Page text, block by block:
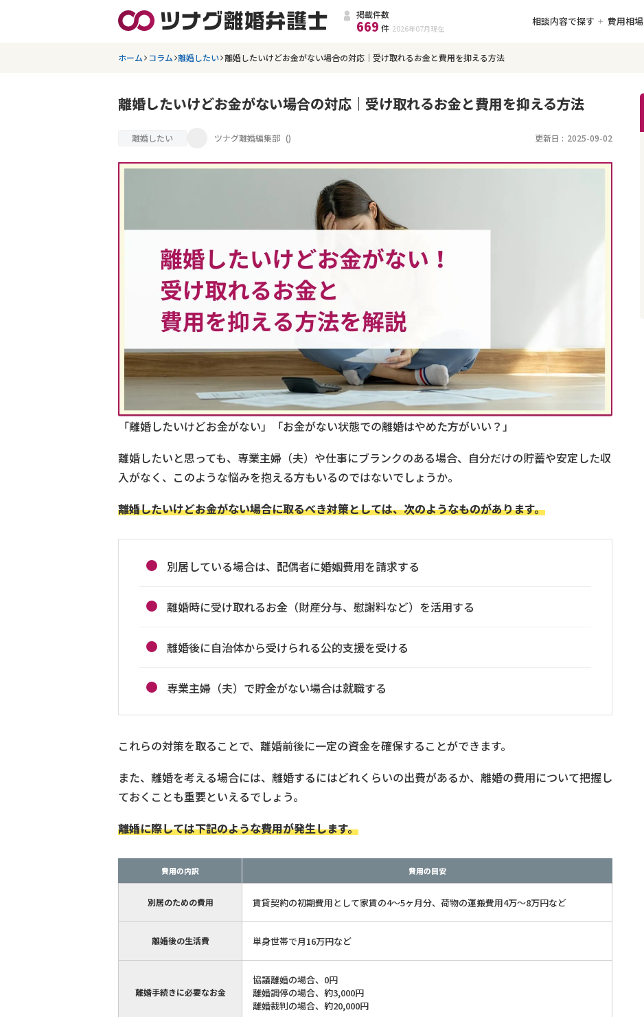
掲載件数
669 件 2026年07月 現在
相談内容で探す 費用相場
ホーム コラム 離婚したい 離婚したいけどお金がない場合の対応｜受け取れるお金と費用を抑える方法
離婚したいけどお金がない場合の対応｜受け取れるお金と費用を抑える方法
離婚したい ツナグ離婚編集部 () 更新日 : 2025-09-02
「離婚したいけどお金がない」「お金がない状態での離婚はやめた方がいい？」
離婚したいと思っても、専業主婦（夫）や仕事にブランクのある場合、自分だけの貯蓄や安定した収
入がなく、このような悩みを抱える方もいるのではないでしょうか。
離婚したいけどお金がない場合に取るべき対策としては、次のようなものがあります。
別居している場合は、配偶者に婚姻費用を請求する
離婚時に受け取れるお金（財産分与、慰謝料など）を活用する
離婚後に自治体から受けられる公的支援を受ける
専業主婦（夫）で貯金がない場合は就職する
これらの対策を取ることで、離婚前後に一定の資金を確保することができます。
また、離婚を考える場合には、離婚するにはどれくらいの出費があるか、離婚の費用について把握し
ておくことも重要といえるでしょう。
離婚に際しては下記のような費用が発生します。
費用の内訳 費用の目安
別居のための費用 賃貸契約の初期費用として家賃の4～5ヶ月分、荷物の運搬費用4万～8万円など
離婚後の生活費 単身世帯で月16万円など
離婚手続きに必要なお金
協議離婚の場合、0円
離婚調停の場合、約3,000円
離婚裁判の場合、約20,000円